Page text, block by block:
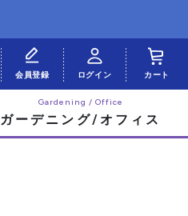
ガーデニング/オフィス
会員登録 ログイン カート